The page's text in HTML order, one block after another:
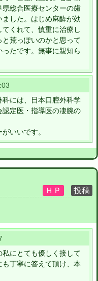
総合医療センターの歯
した。はじめ麻酔が効
くれて、慎重に治療し
荒っぽいのかと思って
たです。無事に親知ら
には、日本口腔外科学
定医・指導医の凄腕の
いいです。
にとても優しく接して
丁寧に答えて頂け、本